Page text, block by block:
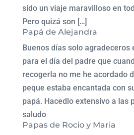
sido un viaje maravilloso en
Pero quizá son […]
Papá de Alejandra
Buenos días solo agradeceros
para el día del padre que
recogerla no me he acordado
peque estaba encantada con
papá. Hacedlo extensivo a las
saludo
Papas de Rocio y Maria